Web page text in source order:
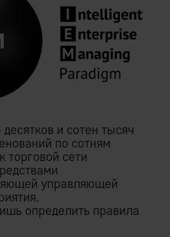
и сотен тысяч
по сотням
торговой сети
управляющей
определить правила